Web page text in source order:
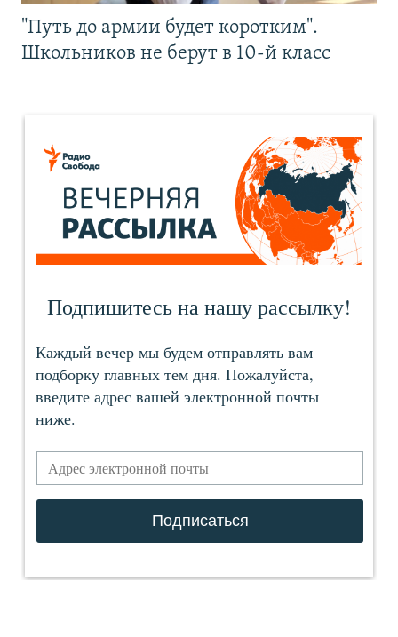
"Путь до армии будет коротким".
Школьников не берут в 10-й класс